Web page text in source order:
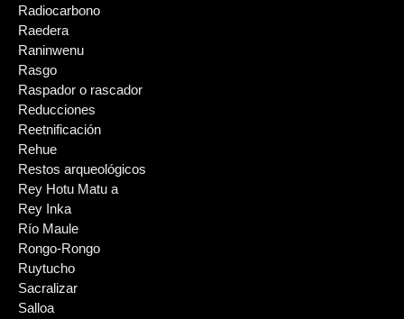
Radiocarbono
Raedera
Raninwenu
Rasgo
Raspador o rascador
Reducciones
Reetnificación
Rehue
Restos arqueológicos
Rey Hotu Matu a
Rey Inka
Río Maule
Rongo-Rongo
Ruytucho
Sacralizar
Salloa